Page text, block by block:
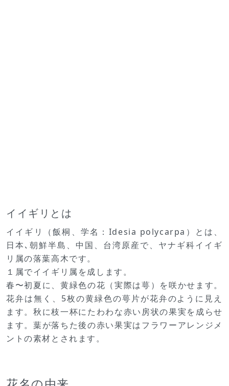
イイギリとは
イイギリ（飯桐、学名：Idesia polycarpa）とは、
日本､朝鮮半島、中国、台湾原産で、ヤナギ科イイギ
リ属の落葉高木です。
１属でイイギリ属を成します。
春〜初夏に、黄緑色の花（実際は萼）を咲かせます。
花弁は無く、5枚の黄緑色の萼片が花弁のように見え
ます。秋に枝一杯にたわわな赤い房状の果実を成らせ
ます。葉が落ちた後の赤い果実はフラワーアレンジメ
ントの素材とされます。